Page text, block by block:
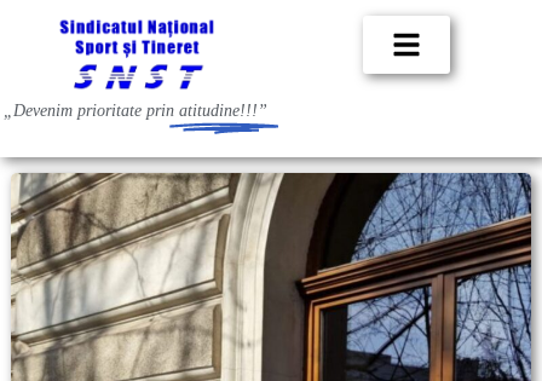
„Devenim prioritate prin atitudine!!!”